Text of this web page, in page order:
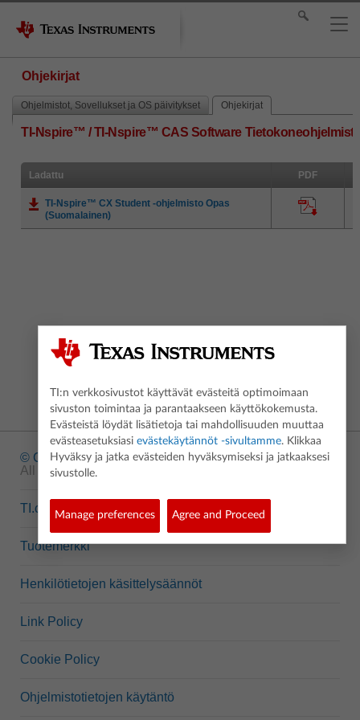
Ohjekirjat
Ohjelmistot, Sovellukset ja OS päivitykset Ohjekirjat
TI-Nspire™ / TI-Nspire™ CAS Software
Ladattu PDF
TI-Nspire™ CX Student -ohjelmisto Opas
(Suomalainen)
© Copyright1995-2026 Texas Instruments Incorporated.
All rights reserved.
TI.com
Tuotemerkki
Henkilötietojen käsittelysäännöt
Link Policy
Cookie Policy
Ohjelmistotietojen käytäntö
TI:n verkkosivustot käyttävät evästeitä optimoimaan
sivuston toimintaa ja parantaakseen käyttökokemusta.
Evästeistä löydät lisätietoja tai mahdollisuuden muuttaa
evästeasetuksiasi evästekäytännöt -sivultamme. Klikkaa
Hyväksy ja jatka evästeiden hyväksymiseksi ja jatkaaksesi
sivustolle.
Manage preferences Agree and Proceed